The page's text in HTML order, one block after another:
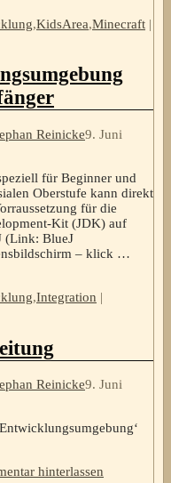
,KidsArea,Minecraft |
Reinicke9. Juni
für Beginner und
Oberstufe kann direkt
für die
Kit (JDK) auf
(Link: BlueJ
– klick …
,Integration |
Reinicke9. Juni
hinterlassen